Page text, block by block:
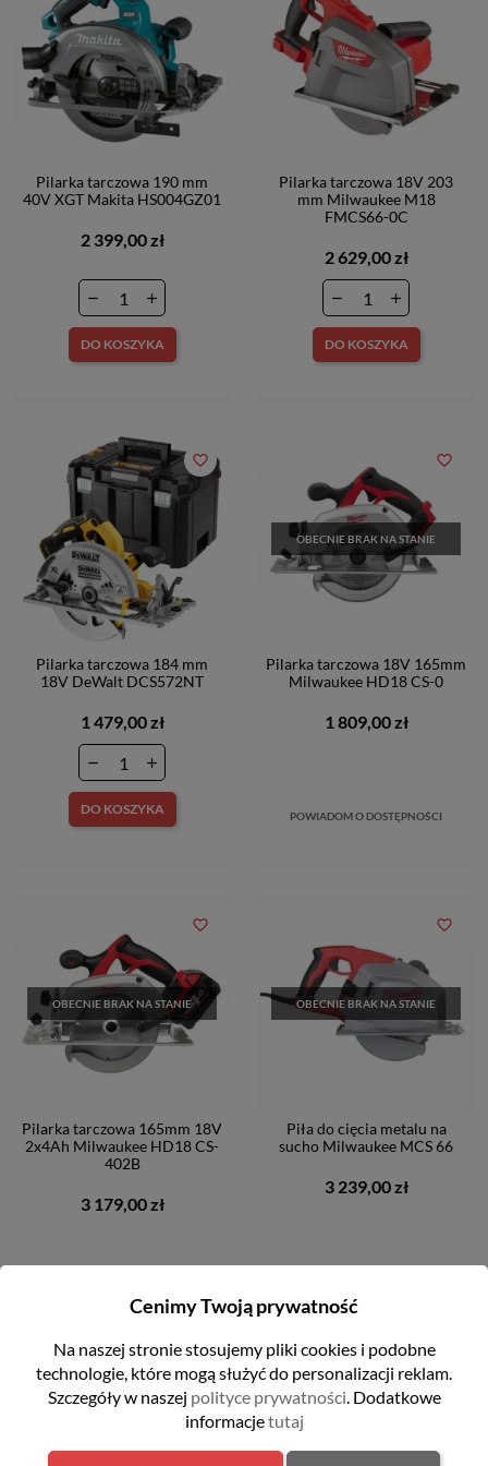
Pilarka tarczowa 190 mm
40V XGT Makita HS004GZ01
2 399,00 zł
DO KOSZYKA
Pilarka tarczowa 18V 203
mm Milwaukee M18
FMCS66-0C
2 629,00 zł
DO KOSZYKA
Pilarka tarczowa 184 mm
18V DeWalt DCS572NT
1 479,00 zł
DO KOSZYKA
favorite_border
OBECNIE BRAK NA STANIE
Pilarka tarczowa 18V 165mm
Milwaukee HD18 CS-0
1 809,00 zł
POWIADOM O DOSTĘPNOŚCI
favorite_border
OBECNIE BRAK NA STANIE
Pilarka tarczowa 165mm 18V
2x4Ah Milwaukee HD18 CS-
402B
3 179,00 zł
POWIADOM O DOSTĘPNOŚCI
favorite_border
OBECNIE BRAK NA STANIE
Piła do cięcia metalu na
sucho Milwaukee MCS 66
3 239,00 zł
POWIADOM O DOSTĘPNOŚCI
favorite_border
favorite_border favorite_border
Cenimy Twoją prywatność
Na naszej stronie stosujemy pliki cookies i podobne
technologie, które mogą służyć do personalizacji reklam.
Szczegóły w naszej polityce prywatności. Dodatkowe
informacjetutaj